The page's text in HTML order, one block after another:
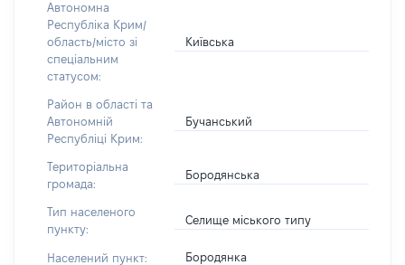
Автономна
Республіка Крим/
область/місто зі
спеціальним
статусом:
Київська
Район в області та
Автономній
Республіці Крим:
Бучанський
Територіальна
громада:
Бородянська
Тип населеного
пункту:
Селище міського типу
Населений пункт: Бородянка